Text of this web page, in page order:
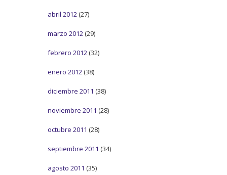
abril 2012 (27)
marzo 2012 (29)
febrero 2012 (32)
enero 2012 (38)
diciembre 2011 (38)
noviembre 2011 (28)
octubre 2011 (28)
septiembre 2011 (34)
agosto 2011 (35)